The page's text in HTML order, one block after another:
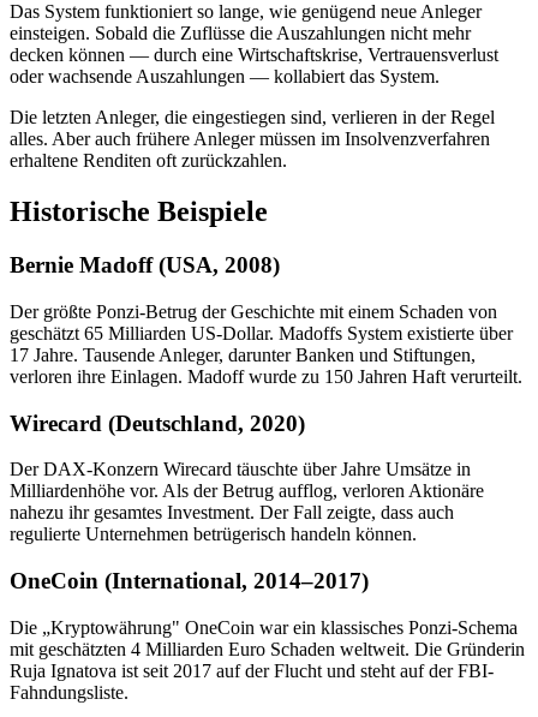
Das System funktioniert so lange, wie genügend neue Anleger
einsteigen. Sobald die Zuflüsse die Auszahlungen nicht mehr
decken können — durch eine Wirtschaftskrise, Vertrauensverlust
oder wachsende Auszahlungen — kollabiert das System.
Die letzten Anleger, die eingestiegen sind, verlieren in der Regel
alles. Aber auch frühere Anleger müssen im Insolvenzverfahren
erhaltene Renditen oft zurückzahlen.
Historische Beispiele
Bernie Madoff (USA, 2008)
Der größte Ponzi-Betrug der Geschichte mit einem Schaden von
geschätzt 65 Milliarden US-Dollar. Madoffs System existierte über
17 Jahre. Tausende Anleger, darunter Banken und Stiftungen,
verloren ihre Einlagen. Madoff wurde zu 150 Jahren Haft verurteilt.
Wirecard (Deutschland, 2020)
Der DAX-Konzern Wirecard täuschte über Jahre Umsätze in
Milliardenhöhe vor. Als der Betrug aufflog, verloren Aktionäre
nahezu ihr gesamtes Investment. Der Fall zeigte, dass auch
regulierte Unternehmen betrügerisch handeln können.
OneCoin (International, 2014–2017)
Die „Kryptowährung" OneCoin war ein klassisches Ponzi-Schema
mit geschätzten 4 Milliarden Euro Schaden weltweit. Die Gründerin
Ruja Ignatova ist seit 2017 auf der Flucht und steht auf der FBI-
Fahndungsliste.